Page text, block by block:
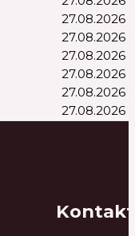
27.08.2026
27.08.2026
27.08.2026
27.08.2026
27.08.2026
27.08.2026
Kontakt